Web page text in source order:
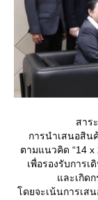
สาร
การนำเสนอสิน
ตามแนวคิด “14 x
เพื่อรองรับการเ
ละเกิดก
ดยจะเน้นการเสน